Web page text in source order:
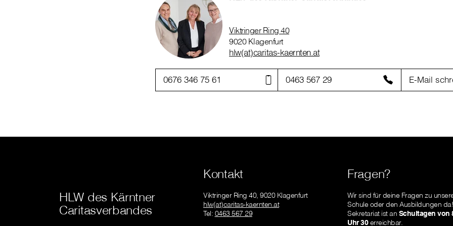
Viktringer Ring 40
9020 Klagenfurt
hlw(at)caritas-kaernten.at
0676 346 75 61 0463 567 29 E-Mail
HLW des Kärntner
Caritasverbandes
Kontakt
Viktringer Ring 40, 9020 Klagenfurt
hlw(at)caritas-kaernten.at
Tel: 0463 567 29
Fragen?
Wir sind für deine Fragen zu
Schule oder den Ausbildungen
Sekretariat ist an Schultagen von
Uhr 30erreichbar.